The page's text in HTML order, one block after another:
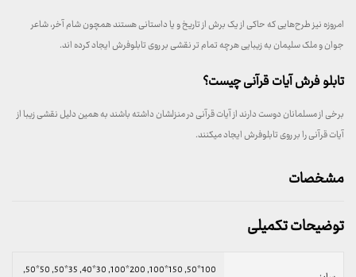
امروزه نیز طرح‌هایی که حاکی از یک برش از تاریخ و یا داستانی هستند همچون شام آخر، شاعر
جوان و ملک سلیمان به زیبایی هرچه تمام تر نقشی بر روی تابلوفرش ایجاد کرده اند.
تابلو فرش آیات قرآنی چیست؟
برخی از مسلمانان دوست دارند از آیات قرآنی در منزلشان داشته باشند به همین دلیل نقشی زیبا از
آیات قرآنی را بر روی تابلوفرش ایجاد میکنند.
مشخصات
توضیحات تکمیلی
100*50, 150*100, 200*100, 30*40, 35*50, 50*50,